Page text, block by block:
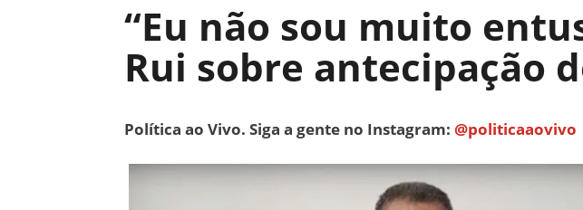
“Eu não sou muito
Rui sobre antecipação
Política ao Vivo. Siga a gente no Instagram: @politicaaovivo